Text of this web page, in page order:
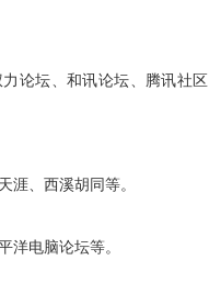
论坛、和讯论坛、腾讯社区
涯、西溪胡同等。
洋电脑论坛等。